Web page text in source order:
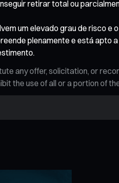
retirar total ou
um elevado grau de risco
plenamente e está apto
any offer, solicitation, or
the use of all or a portion of